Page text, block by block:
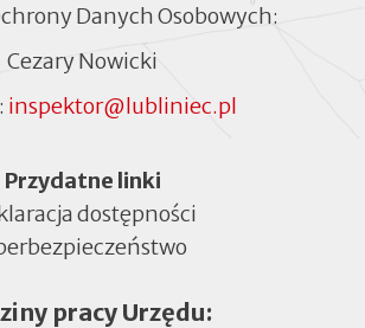
Danych Osobowych:
Cezary Nowicki
inspektor@lubliniec.pl
Przydatne linki
dostępności
w
pracy Urzędu: